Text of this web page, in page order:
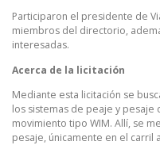
Participaron el presidente de
miembros del directorio,
interesadas.
Acerca de la licitación
Mediante esta licitación se
los sistemas de peaje y pesaje
movimiento tipo WIM. Allí, se
pesaje, únicamente en el carril